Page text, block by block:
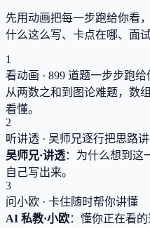
先用动画把每一步跑给你看
什么这么写、卡点在哪、面试
1
看动画 · 899 道题一步步跑给
从两数之和到图论难题，数
看懂。
2
听讲透 · 吴师兄逐行把思路
吴师兄·讲透：为什么想到这
自己写出来。
3
问小欧 · 卡住随时帮你讲懂
AI 私教·小欧：懂你正在看